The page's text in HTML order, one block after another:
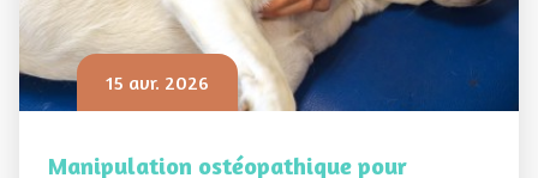
15 avr. 2026
Manipulation ostéopathique pour